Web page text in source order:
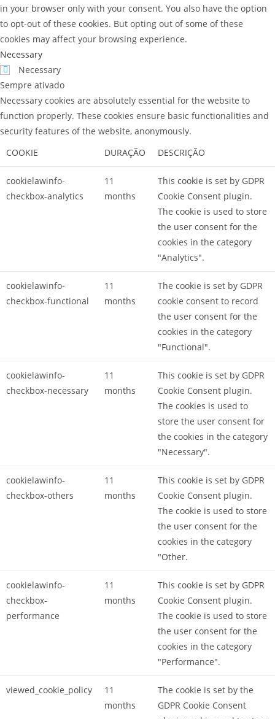
in your browser only with your consent. You also have the option
to opt-out of these cookies. But opting out of some of these
cookies may affect your browsing experience.
Necessary
Necessary
Sempre ativado
Necessary cookies are absolutely essential for the website to
function properly. These cookies ensure basic functionalities and
security features of the website, anonymously.
COOKIE
DURAÇÃO DESCRIÇÃO
cookielawinfo-
checkbox-analytics
11
months
This cookie is set by GDPR
Cookie Consent plugin.
The cookie is used to store
the user consent for the
cookies in the category
"Analytics".
cookielawinfo-
checkbox-functional
11
months
The cookie is set by GDPR
cookie consent to record
the user consent for the
cookies in the category
"Functional".
cookielawinfo-
checkbox-necessary
11
months
This cookie is set by GDPR
Cookie Consent plugin.
The cookies is used to
store the user consent for
the cookies in the category
"Necessary".
cookielawinfo-
checkbox-others
11
months
This cookie is set by GDPR
Cookie Consent plugin.
The cookie is used to store
the user consent for the
cookies in the category
"Other.
cookielawinfo-
checkbox-
performance
11
months
This cookie is set by GDPR
Cookie Consent plugin.
The cookie is used to store
the user consent for the
cookies in the category
"Performance".
viewed_cookie_policy
11
months
The cookie is set by the
GDPR Cookie Consent